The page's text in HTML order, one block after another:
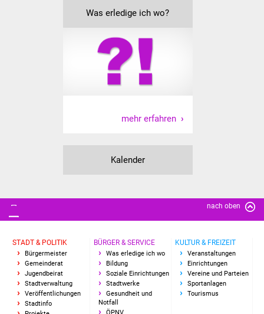
Schülerferienprogramm
Migration und Integration
Freundeskreis Asyl
Wohnen
Wirtschaft
Haushalt & Infos
Wirtschaftsförderung
Was erledige ich wo?
mehr erfahren
Kalender
nach oben
STADT & POLITIK
Bürgermeister
Gemeinderat
Jugendbeirat
Stadtverwaltung
Veröffentlichungen
Stadtinfo
BÜRGER & SERVICE
Was erledige ich wo
Bildung
Soziale Einrichtungen
Stadtwerke
Gesundheit und
Notfall
KULTUR & FREIZEIT
Veranstaltungen
Einrichtungen
Vereine und Parteien
Sportanlagen
Tourismus